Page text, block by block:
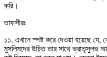
করি।
তাফসীরঃ
১১. এখানে স্পষ্ট করে দেওয়া হয়েছে যে,
মুসলিমদের উচিত তার সাথে ভ্রাতৃসুলভ